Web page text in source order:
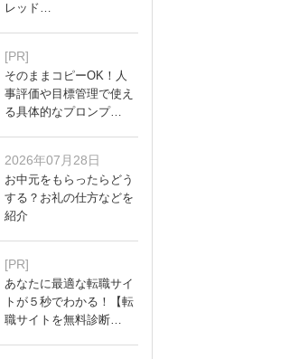
レッド…
[PR]
そのままコピーOK！人
事評価や目標管理で使え
る具体的なプロンプ…
2026年07月28日
お中元をもらったらどう
する？お礼の仕方などを
紹介
[PR]
あなたに最適な転職サイ
トが５秒でわかる！【転
職サイトを無料診断…